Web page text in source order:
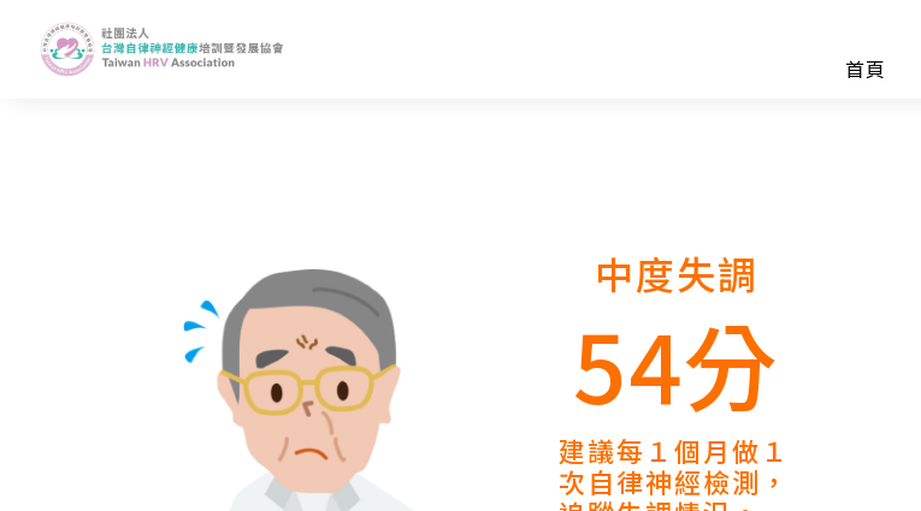
首頁
中度失調
54分
建議每１個月做１
次自律神經檢測，